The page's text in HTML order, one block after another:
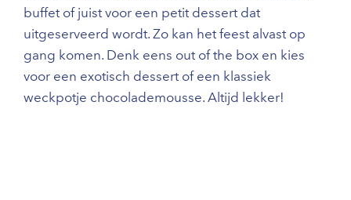
buffet of juist voor een petit dessert dat
uitgeserveerd wordt. Zo kan het feest alvast op
gang komen. Denk eens out of the box en kies
voor een exotisch dessert of een klassiek
weckpotje chocolademousse. Altijd lekker!